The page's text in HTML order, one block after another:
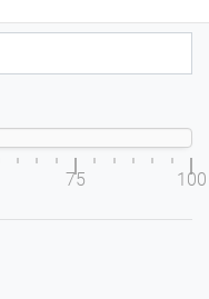
75 100